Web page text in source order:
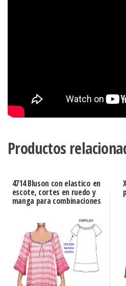
Productos
4714 Bluson con elastico en
escote, cortes en ruedo y
manga para combinaciones